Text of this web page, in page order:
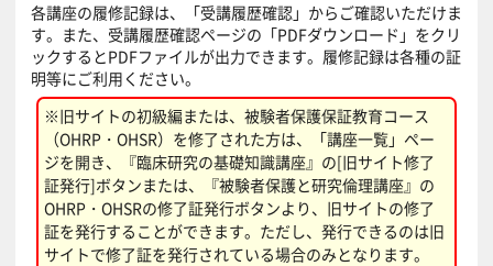
各講座の履修記録は、「受講履歴確認」からご確認いただけま
す。また、受講履歴確認ページの「PDFダウンロード」をクリ
ックするとPDFファイルが出力できます。履修記録は各種の証
明等にご利用ください。
※旧サイトの初級編または、被験者保護保証教育コース
（OHRP・OHSR）を修了された方は、「講座一覧」ペー
ジを開き、『臨床研究の基礎知識講座』の[旧サイト修了
証発行]ボタンまたは、『被験者保護と研究倫理講座』の
OHRP・OHSRの修了証発行ボタンより、旧サイトの修了
証を発行することができます。ただし、発行できるのは旧
サイトで修了証を発行されている場合のみとなります。